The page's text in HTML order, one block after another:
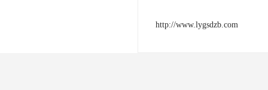
http://www.lygsdzb.com